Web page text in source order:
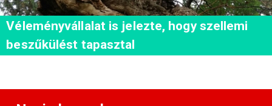
Véleményvállalat is jelezte, hogy szellemi
beszűkülést tapasztal